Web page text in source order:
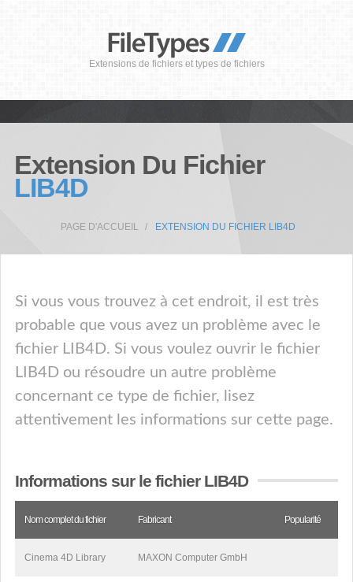
Extensions de fichiers et types de fichiers
Extension Du Fichier
LIB4D
PAGE D'ACCUEIL EXTENSION DU FICHIER LIB4D
Si vous vous trouvez à cet endroit, il est très
probable que vous avez un problème avec le
fichier LIB4D. Si vous voulez ouvrir le fichier
LIB4D ou résoudre un autre problème
concernant ce type de fichier, lisez
attentivement les informations sur cette page.
Informations sur le fichier LIB4D
Nom complet du fichier Fabricant Popularité
Cinema 4D Library MAXON Computer GmbH